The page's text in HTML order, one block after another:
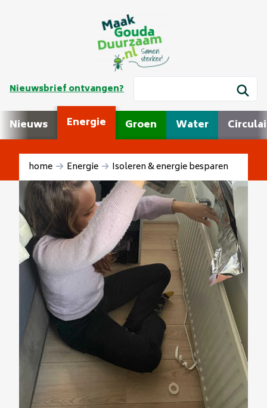
Nieuwsbrief ontvangen?
Nieuws Energie Groen Water
home Energie Isoleren & energie besparen